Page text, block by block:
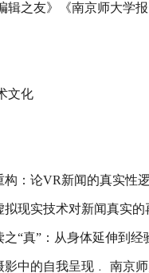
辑之友》《南京师大学
文化
：论VR新闻的真实性
现实技术对新闻真实的
“真”：从身体延伸到经
中的自我呈现﹒ 南京